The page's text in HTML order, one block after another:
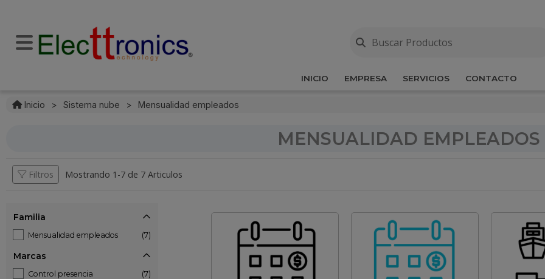
INICIO EMPRESA SERVICIOS CONTACTO
Inicio > Sistema nube > Mensualidad empleados
MENSUALIDAD EMPLEADOS
Filtros Mostrando 1-7 de 7 Articulos
Familia
Mensualidad empleados (7)
Marcas
Control presencia (7)